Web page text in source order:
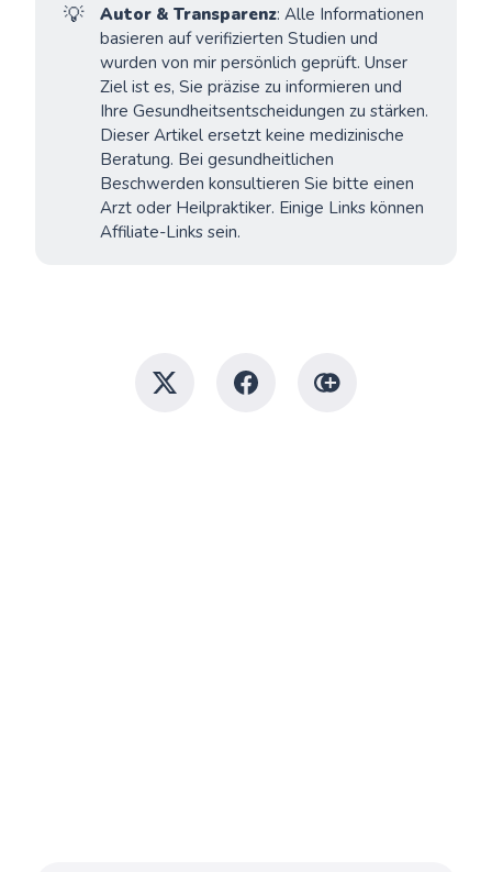
💡 Autor & Transparenz: Alle Informationen
basieren auf verifizierten Studien und
wurden von mir persönlich geprüft. Unser
Ziel ist es, Sie präzise zu informieren und
Ihre Gesundheitsentscheidungen zu stärken.
Dieser Artikel ersetzt keine medizinische
Beratung. Bei gesundheitlichen
Beschwerden konsultieren Sie bitte einen
Arzt oder Heilpraktiker. Einige Links können
Affiliate-Links sein.